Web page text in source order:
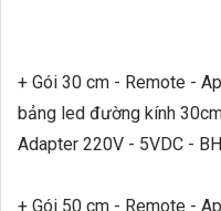
+ Gói 30 cm - Remote -
bảng led đường kính
Adapter 220V - 5VDC -
+ Gói 50 cm - Remote -